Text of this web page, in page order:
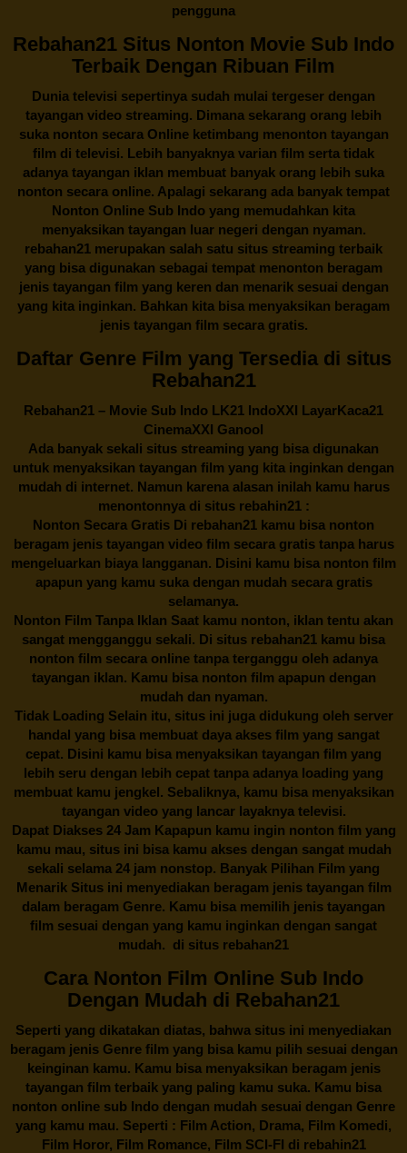
pengguna
Rebahan21 Situs Nonton Movie Sub Indo
Terbaik Dengan Ribuan Film
Dunia televisi sepertinya sudah mulai tergeser dengan
tayangan video streaming. Dimana sekarang orang lebih
suka nonton secara Online ketimbang menonton tayangan
film di televisi. Lebih banyaknya varian film serta tidak
adanya tayangan iklan membuat banyak orang lebih suka
nonton secara online. Apalagi sekarang ada banyak tempat
Nonton Online Sub Indo yang memudahkan kita
menyaksikan tayangan luar negeri dengan nyaman.
rebahan21 merupakan salah satu situs streaming terbaik
yang bisa digunakan sebagai tempat menonton beragam
jenis tayangan film yang keren dan menarik sesuai dengan
yang kita inginkan. Bahkan kita bisa menyaksikan beragam
jenis tayangan film secara gratis.
Daftar Genre Film yang Tersedia di situs
Rebahan21
Rebahan21 – Movie Sub Indo LK21 IndoXXI LayarKaca21
CinemaXXI Ganool
Ada banyak sekali situs streaming yang bisa digunakan
untuk menyaksikan tayangan film yang kita inginkan dengan
mudah di internet. Namun karena alasan inilah kamu harus
menontonnya di situs rebahin21 :
Nonton Secara Gratis Di rebahan21 kamu bisa nonton
beragam jenis tayangan video film secara gratis tanpa harus
mengeluarkan biaya langganan. Disini kamu bisa nonton film
apapun yang kamu suka dengan mudah secara gratis
selamanya.
Nonton Film Tanpa Iklan Saat kamu nonton, iklan tentu akan
sangat mengganggu sekali. Di situs rebahan21 kamu bisa
nonton film secara online tanpa terganggu oleh adanya
tayangan iklan. Kamu bisa nonton film apapun dengan
mudah dan nyaman.
Tidak Loading Selain itu, situs ini juga didukung oleh server
handal yang bisa membuat daya akses film yang sangat
cepat. Disini kamu bisa menyaksikan tayangan film yang
lebih seru dengan lebih cepat tanpa adanya loading yang
membuat kamu jengkel. Sebaliknya, kamu bisa menyaksikan
tayangan video yang lancar layaknya televisi.
Dapat Diakses 24 Jam Kapapun kamu ingin nonton film yang
kamu mau, situs ini bisa kamu akses dengan sangat mudah
sekali selama 24 jam nonstop. Banyak Pilihan Film yang
Menarik Situs ini menyediakan beragam jenis tayangan film
dalam beragam Genre. Kamu bisa memilih jenis tayangan
film sesuai dengan yang kamu inginkan dengan sangat
mudah. di situs rebahan21
Cara Nonton Film Online Sub Indo
Dengan Mudah di Rebahan21
Seperti yang dikatakan diatas, bahwa situs ini menyediakan
beragam jenis Genre film yang bisa kamu pilih sesuai dengan
keinginan kamu. Kamu bisa menyaksikan beragam jenis
tayangan film terbaik yang paling kamu suka. Kamu bisa
nonton online sub Indo dengan mudah sesuai dengan Genre
yang kamu mau. Seperti : Film Action, Drama, Film Komedi,
Film Horor, Film Romance, Film SCI-FI di rebahin21